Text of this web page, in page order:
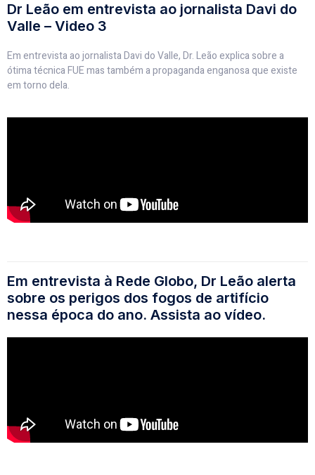
Dr Leão em entrevista ao jornalista Davi do
Valle – Video 3
Em entrevista ao jornalista Davi do Valle, Dr. Leão explica sobre a
ótima técnica FUE mas também a propaganda enganosa que existe
em torno dela.
Em entrevista à Rede Globo, Dr Leão alerta
sobre os perigos dos fogos de artifício
nessa época do ano. Assista ao vídeo.